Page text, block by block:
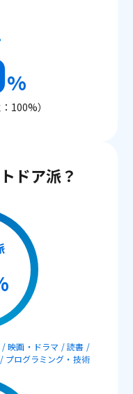
%
100%）
ドア派？
映画・ドラマ / 読書 /
プログラミング・技術